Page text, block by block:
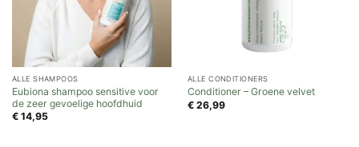
ALLE SHAMPOOS
Eubiona shampoo sensitive voor
de zeer gevoelige hoofdhuid
€14,95
ALLE CONDITIONERS
Conditioner – Groene velvet
€26,99